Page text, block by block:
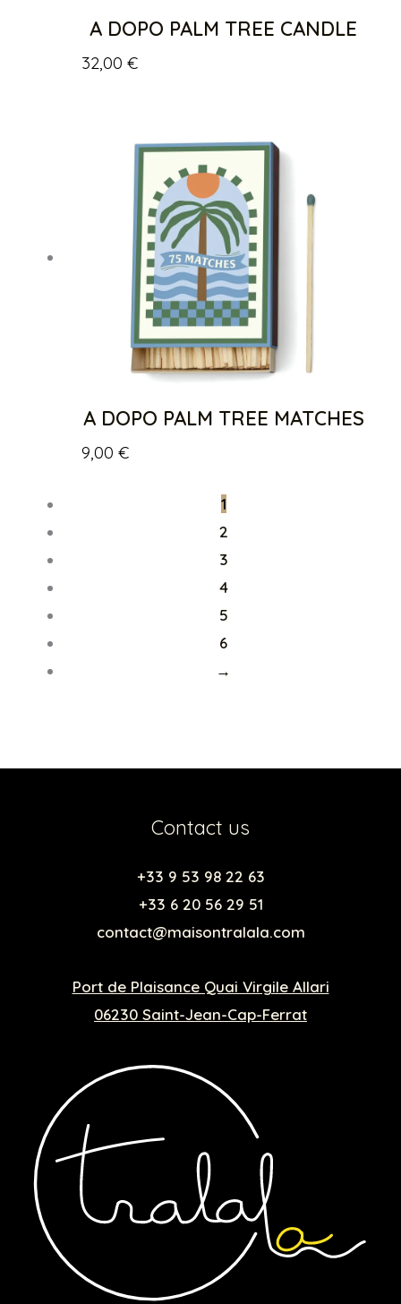
A DOPO PALM TREE CANDLE
32,00 €
A DOPO PALM TREE MATCHES
9,00 €
1
2
3
4
5
6
→
Contact us
+33 9 53 98 22 63
+33 6 20 56 29 51
contact@maisontralala.com
Port de Plaisance Quai Virgile Allari
06230 Saint-Jean-Cap-Ferrat